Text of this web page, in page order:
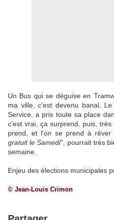
Un Bus qui se déguise en
ma ville, c'est devenu banal.
Service, a pris toute sa place
c'est vrai, ça surprend, puis,
prend, et l'on se prend à
gratuit le Samedi", pourrait très
semaine.
Enjeu des élections municipales
© Jean-Louis Crimon